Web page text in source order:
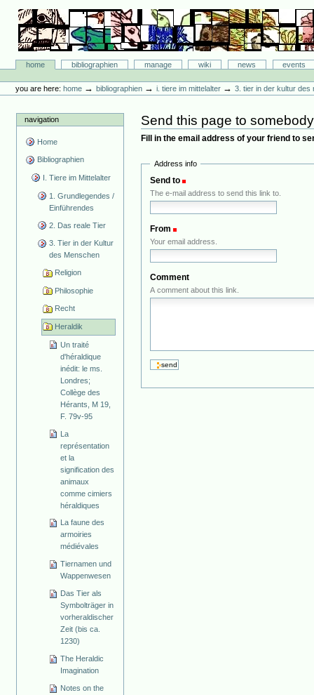
content.
navigation
Bibliographie-Portal
Sectionshome bibliographien manage wiki news
events
tools
you are here: home →bibliographien →i. tiere im mittelalter →3. tier in der kultur des
navigation
Home
Bibliographien
I. Tiere im Mittelalter
1. Grundlegendes /
Einführendes
2. Das reale Tier
3. Tier in der Kultur
des Menschen
Religion
Philosophie
Recht
Heraldik
Un traité
d'héraldique
inédit: le ms.
Londres;
Collège des
Hérants, M 19,
F. 79v-95
La
représentation
et la
signification des
animaux
comme cimiers
héraldiques
La faune des
armoiries
médiévales
Tiernamen und
Wappenwesen
Das Tier als
Symbolträger in
vorheraldischer
Zeit (bis ca.
1230)
The Heraldic
Imagination
Notes on the
Send this page to somebody
Fill in the email address of your friend to
Address info
Send to
The e-mail address to send this link to.
From
Your email address.
Comment
A comment about this link.